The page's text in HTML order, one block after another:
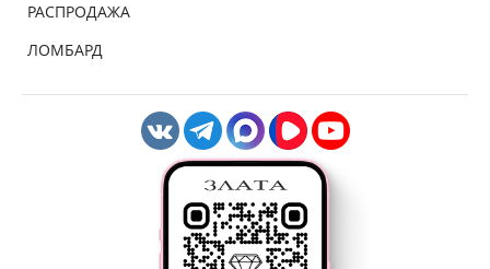
РАСПРОДАЖА
ЛОМБАРД